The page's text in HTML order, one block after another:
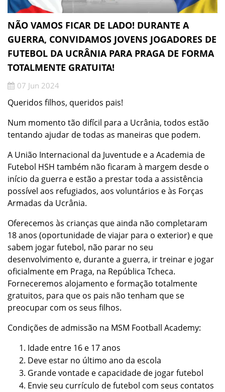
NÃO VAMOS FICAR DE LADO! DURANTE A
GUERRA, CONVIDAMOS JOVENS JOGADORES DE
FUTEBOL DA UCRÂNIA PARA PRAGA DE FORMA
TOTALMENTE GRATUITA!
07 Jun 2024
Queridos filhos, queridos pais!
Num momento tão difícil para a Ucrânia, todos estão
tentando ajudar de todas as maneiras que podem.
A União Internacional da Juventude e a Academia de
Futebol HSH também não ficaram à margem desde o
início da guerra e estão a prestar toda a assistência
possível aos refugiados, aos voluntários e às Forças
Armadas da Ucrânia.
Oferecemos às crianças que ainda não completaram
18 anos (oportunidade de viajar para o exterior) e que
sabem jogar futebol, não parar no seu
desenvolvimento e, durante a guerra, ir treinar e jogar
oficialmente em Praga, na República Tcheca.
Forneceremos alojamento e formação totalmente
gratuitos, para que os pais não tenham que se
preocupar com os seus filhos.
Condições de admissão na MSM Football Academy:
Idade entre 16 e 17 anos
Deve estar no último ano da escola
Grande vontade e capacidade de jogar futebol
Envie seu currículo de futebol com seus contatos